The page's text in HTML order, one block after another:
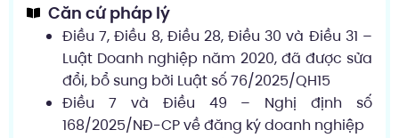
Căn cứ pháp lý
Điều 7, Điều 8, Điều 28, Điều 30 và Điều 31 –
Luật Doanh nghiệp năm 2020, đã được sửa
đổi, bổ sung bởi Luật số 76/2025/QH15
Điều 7 và Điều 49 – Nghị định số
168/2025/NĐ-CP về đăng ký doanh nghiệp